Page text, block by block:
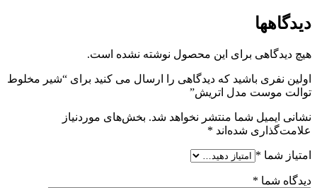
دیدگاهها
هیچ دیدگاهی برای این محصول نوشته نشده است.
اولین نفری باشید که دیدگاهی را ارسال می کنید برای “شیر مخلوط
توالت موست مدل اتریش”
نشانی ایمیل شما منتشر نخواهد شد. بخش‌های موردنیاز
علامت‌گذاری شده‌اند *
امتیاز شما *
دیدگاه شما *